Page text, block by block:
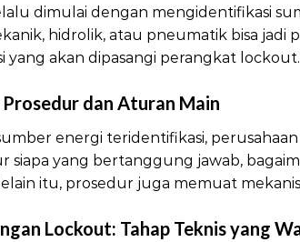
dimulai dengan mengidentifikasi
hidrolik, atau pneumatik bisa
yang akan dipasangi perangkat lockout.
Prosedur dan Aturan Main
energi teridentifikasi,
siapa yang bertanggung jawab,
itu, prosedur juga memuat
Lockout: Tahap Teknis yang